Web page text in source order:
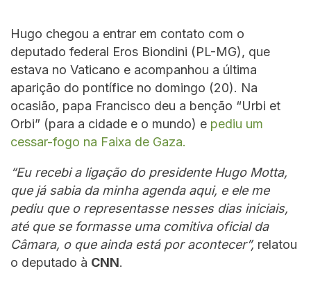
Hugo chegou a entrar em contato com o
deputado federal Eros Biondini (PL-MG), que
estava no Vaticano e acompanhou a última
aparição do pontífice no domingo (20). Na
ocasião, papa Francisco deu a benção “Urbi et
Orbi” (para a cidade e o mundo) e pediu um
cessar-fogo na Faixa de Gaza.
“Eu recebi a ligação do presidente Hugo Motta,
que já sabia da minha agenda aqui, e ele me
pediu que o representasse nesses dias iniciais,
até que se formasse uma comitiva oficial da
Câmara, o que ainda está por acontecer”, relatou
o deputado à CNN.